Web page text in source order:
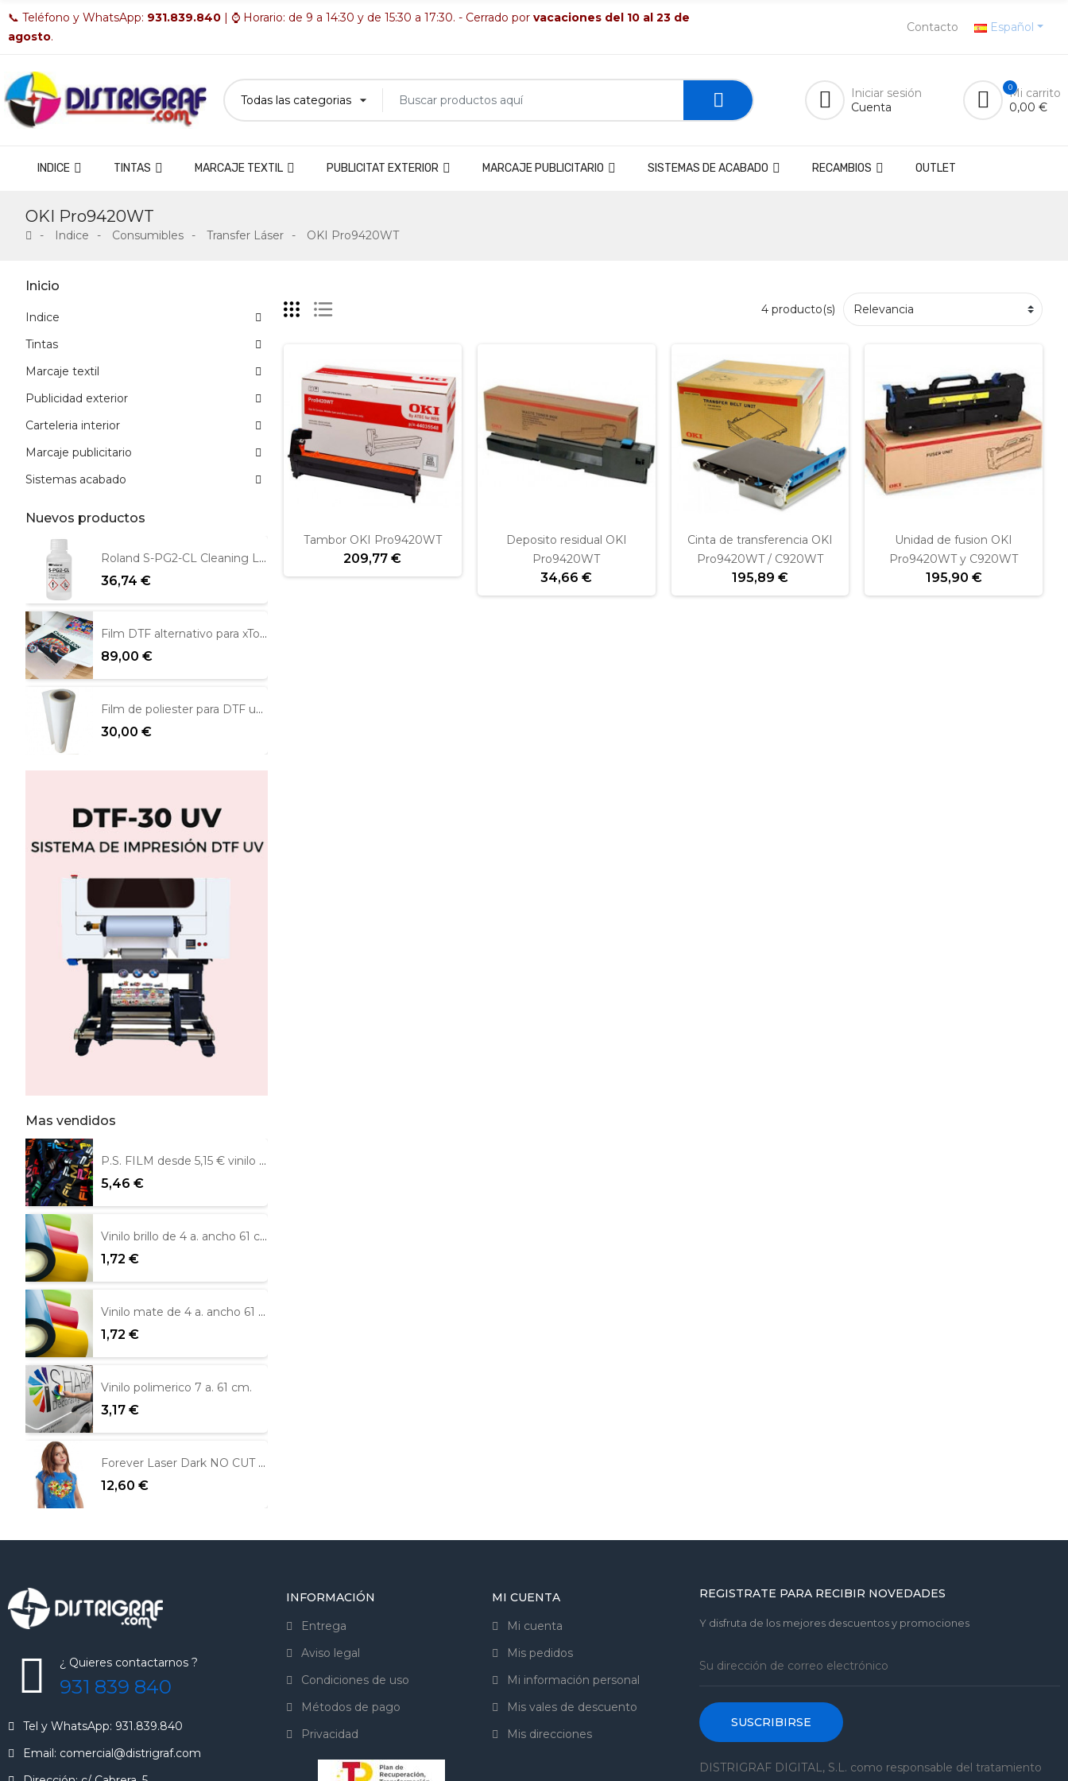
📞 Teléfono y WhatsApp: 931.839.840 | ⌚ Horario: de 9 a 14:30 y de 15:30 a 17:30. - Cerrado por vacaciones del 10 al 23 de
agosto.
Contacto Español
Iniciar sesión
Cuenta
0Mi carrito
0,00 €
INDICE TINTAS MARCAJE TEXTIL PUBLICITAT EXTERIOR MARCAJE PUBLICITARIO SISTEMAS DE ACABADO RECAMBIOS OUTLET
OKI Pro9420WT
Indice Consumibles Transfer Láser OKI Pro9420WT
Inicio
Indice
Tintas
Marcaje textil
Publicidad exterior
Carteleria interior
Marcaje publicitario
Sistemas acabado
Nuevos productos
Roland S-PG2-CL Cleaning Liquid 100ml
36,74 €
Film DTF alternativo para xTool Apparel 39cm x 100m
89,00 €
Film de poliester para DTF una cara mate
30,00 €
Mas vendidos
P.S. FILM desde 5,15 € vinilo textil
5,46 €
Vinilo brillo de 4 a. ancho 61 cm Metamark
1,72 €
Vinilo mate de 4 a. ancho 61 cm
1,72 €
Vinilo polimerico 7 a. 61 cm.
3,17 €
Forever Laser Dark NO CUT para fondos oscuros
12,60 €
4 producto(s)
Tambor OKI Pro9420WT
209,77 €
Deposito residual OKI
Pro9420WT
34,66 €
Cinta de transferencia OKI
Pro9420WT / C920WT
195,89 €
Unidad de fusion OKI
Pro9420WT y C920WT
195,90 €
¿ Quieres contactarnos ?
931 839 840
Tel y WhatsApp: 931.839.840
Email: comercial@distrigraf.com
INFORMACIÓN
Entrega
Aviso legal
Condiciones de uso
Métodos de pago
Privacidad
MI CUENTA
Mi cuenta
Mis pedidos
Mi información personal
Mis vales de descuento
Mis direcciones
REGISTRATE PARA RECIBIR NOVEDADES
Y disfruta de los mejores descuentos y promociones
SUSCRIBIRSE
DISTRIGRAF DIGITAL, S.L. como responsable del tratamiento